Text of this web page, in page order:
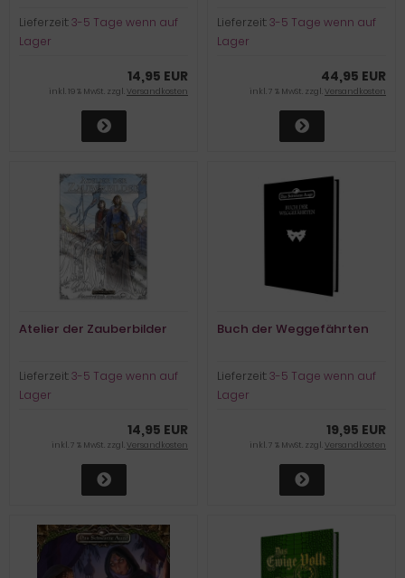
Lieferzeit:3-5 Tage wenn auf
Lager
14,95 EUR
inkl. 19 % MwSt. zzgl.Versandkosten
Lieferzeit:3-5 Tage wenn auf
Lager
44,95 EUR
inkl. 7 % MwSt. zzgl.Versandkosten
Atelier der Zauberbilder
Lieferzeit:3-5 Tage wenn auf
Lager
14,95 EUR
inkl. 7 % MwSt. zzgl.Versandkosten
Buch der Weggefährten
Lieferzeit:3-5 Tage wenn auf
Lager
19,95 EUR
inkl. 7 % MwSt. zzgl.Versandkosten